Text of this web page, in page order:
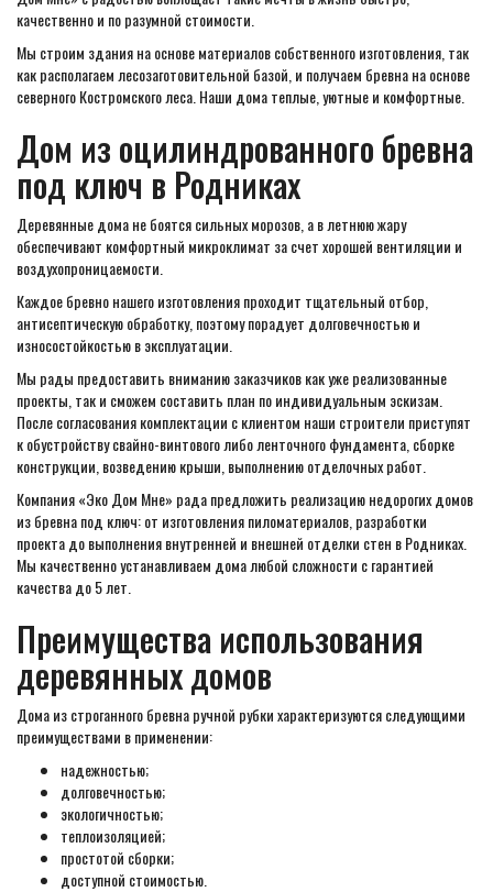
качественно и по разумной стоимости.
Мы строим здания на основе материалов собственного изготовления, так
как располагаем лесозаготовительной базой, и получаем бревна на основе
северного Костромского леса. Наши дома теплые, уютные и комфортные.
Дом из оцилиндрованного бревна
под ключ в Родниках
Деревянные дома не боятся сильных морозов, а в летнюю жару
обеспечивают комфортный микроклимат за счет хорошей вентиляции и
воздухопроницаемости.
Каждое бревно нашего изготовления проходит тщательный отбор,
антисептическую обработку, поэтому порадует долговечностью и
износостойкостью в эксплуатации.
Мы рады предоставить вниманию заказчиков как уже реализованные
проекты, так и сможем составить план по индивидуальным эскизам.
После согласования комплектации с клиентом наши строители приступят
к обустройству свайно-винтового либо ленточного фундамента, сборке
конструкции, возведению крыши, выполнению отделочных работ.
Компания «Эко Дом Мне» рада предложить реализацию недорогих домов
из бревна под ключ: от изготовления пиломатериалов, разработки
проекта до выполнения внутренней и внешней отделки стен в Родниках.
Мы качественно устанавливаем дома любой сложности с гарантией
качества до 5 лет.
Преимущества использования
деревянных домов
Дома из строганного бревна ручной рубки характеризуются следующими
преимуществами в применении:
надежностью;
долговечностью;
экологичностью;
теплоизоляцией;
простотой сборки;
доступной стоимостью.